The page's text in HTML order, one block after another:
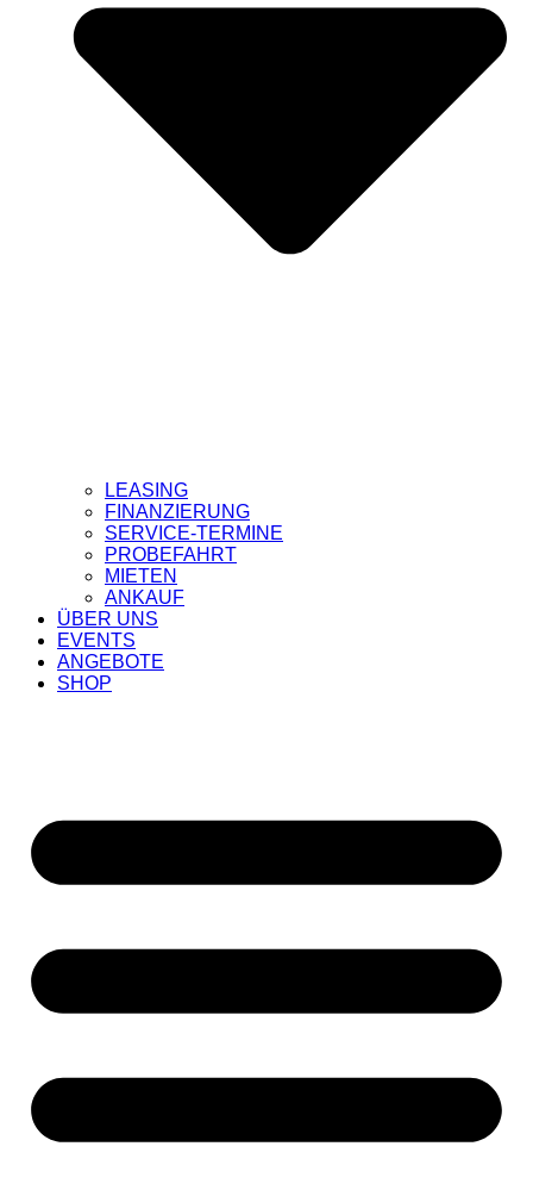
LEASING
FINANZIERUNG
SERVICE-TERMINE
PROBEFAHRT
MIETEN
ANKAUF
ÜBER UNS
EVENTS
ANGEBOTE
SHOP